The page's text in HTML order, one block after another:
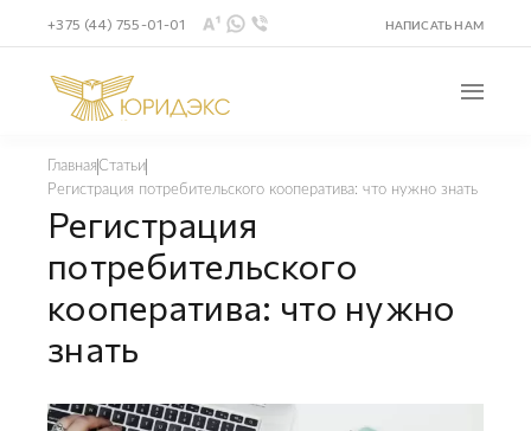
НАПИСАТЬ НАМ
+375 (44) 755-01-01
ГлавнаяСтатьи
Регистрация потребительского кооператива: что нужно знать
Регистрация
потребительского
кооператива: что нужно
знать